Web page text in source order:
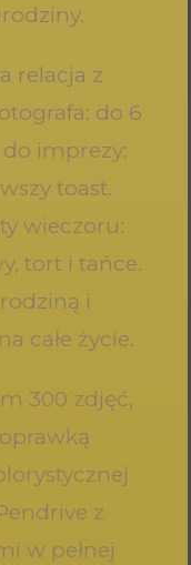
relacja z
do 6
imprezy:
toast.
wieczoru:
tort i tańce.
i
całe życie.
300 zdjęć,
z
w pełnej